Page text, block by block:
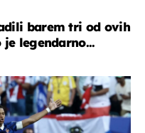
barem tri od ovih
legendarno...